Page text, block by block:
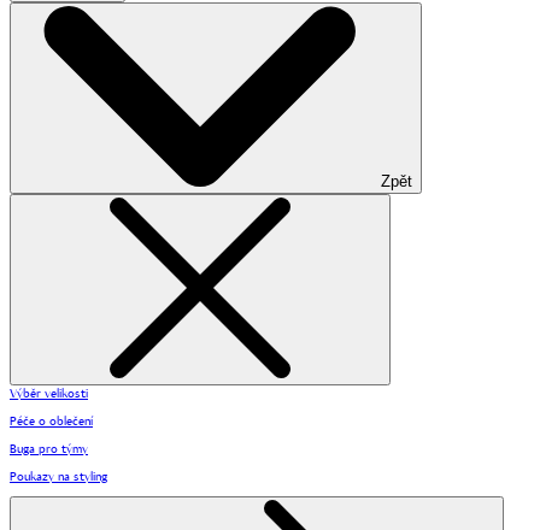
Zpět
Výběr velikosti
Péče o oblečení
Buga pro týmy
Poukazy na styling